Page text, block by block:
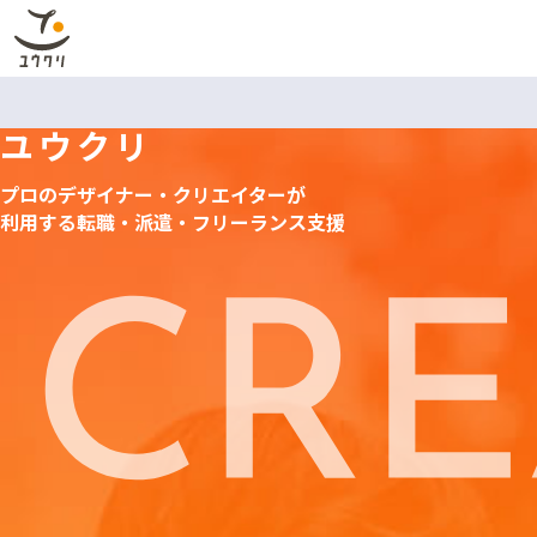
ユウクリ
プロのデザイナー・クリエイターが
利用する転職・派遣・フリーランス支援